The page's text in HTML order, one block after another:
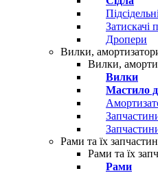
Затискачі
Дропери
Вилки,
Вилки,
Вилки
Мастило
Рами та їх
Рами та їх
Рами